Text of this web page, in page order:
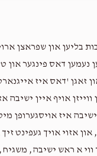
Hershy Fekete
dealing with you!!
בליען און שפראצן
נעמען דאס פינגער און
זאגן 'דאס איז
ווייזן אויף איין ישיבה
איז אויסגערופן
אזוי אויך געפינט
ווי א ראש ישיבה,